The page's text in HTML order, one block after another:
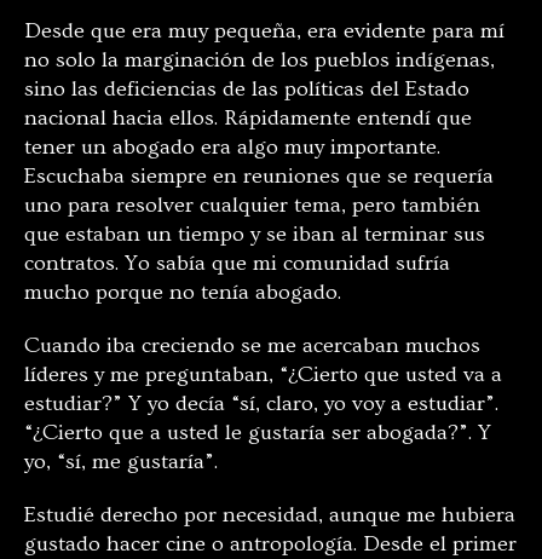
Desde que era muy pequeña, era evidente para mí
no solo la marginación de los pueblos indígenas,
sino las deficiencias de las políticas del Estado
nacional hacia ellos. Rápidamente entendí que
tener un abogado era algo muy importante.
Escuchaba siempre en reuniones que se requería
uno para resolver cualquier tema, pero también
que estaban un tiempo y se iban al terminar sus
contratos. Yo sabía que mi comunidad sufría
mucho porque no tenía abogado.
Cuando iba creciendo se me acercaban muchos
líderes y me preguntaban, “¿Cierto que usted va a
estudiar?” Y yo decía “sí, claro, yo voy a estudiar”.
“¿Cierto que a usted le gustaría ser abogada?”. Y
yo, “sí, me gustaría”.
Estudié derecho por necesidad, aunque me hubiera
gustado hacer cine o antropología. Desde el primer